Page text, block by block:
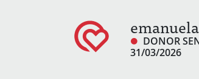
DONOR
31/03/2026